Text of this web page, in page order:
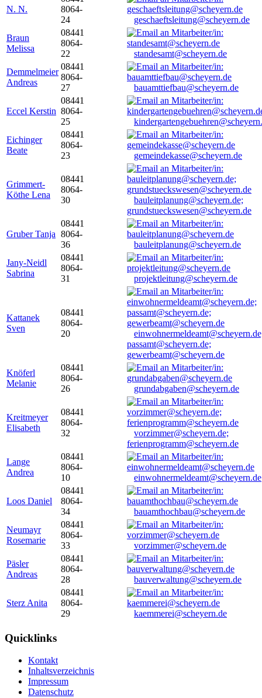
N. N.
8064-
24
geschaeftsleitung@scheyern.de
Braun
Melissa
08441
8064-
22
standesamt@scheyern.de
Demmelmeier
Andreas
08441
8064-
27
bauamttiefbau@scheyern.de
Eccel Kerstin
08441
8064-
25
Eichinger
Beate
08441
8064-
23
gemeindekasse@scheyern.de
Grimmert-
Köthe Lena
08441
8064-
30
bauleitplanung@scheyern.de;
grundstueckswesen@scheyern.de
Gruber Tanja
08441
8064-
36
bauleitplanung@scheyern.de
Jany-Neidl
Sabrina
08441
8064-
31
projektleitung@scheyern.de
Kattanek
Sven
08441
8064-
20
passamt@scheyern.de;
gewerbeamt@scheyern.de
Knöferl
Melanie
08441
8064-
26
grundabgaben@scheyern.de
Kreitmeyer
Elisabeth
08441
8064-
32
vorzimmer@scheyern.de;
ferienprogramm@scheyern.de
Lange
Andrea
08441
8064-
10
einwohnermeldeamt@scheyern.de
Loos Daniel
08441
8064-
34
bauamthochbau@scheyern.de
Neumayr
Rosemarie
08441
8064-
33
vorzimmer@scheyern.de
Päsler
Andreas
08441
8064-
28
bauverwaltung@scheyern.de
Sterz Anita
08441
8064-
29
kaemmerei@scheyern.de
Quicklinks
Kontakt
Inhaltsverzeichnis
Impressum
Datenschutz